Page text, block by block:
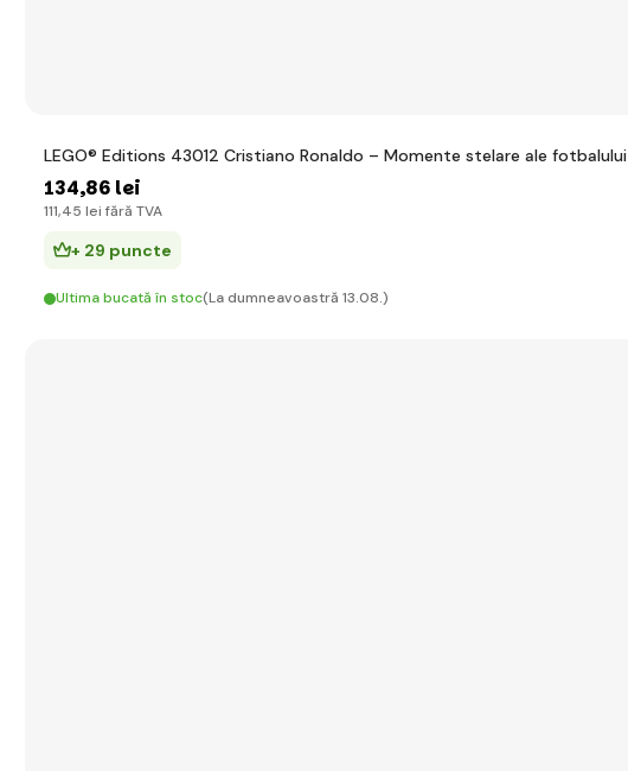
LEGO® Editions 43012 Cristiano Ronaldo – Momente stelare ale fotbalului
134,86 lei
111,45 lei fără TVA
+ 29 puncte
Ultima bucată în stoc(La dumneavoastră 13.08.)